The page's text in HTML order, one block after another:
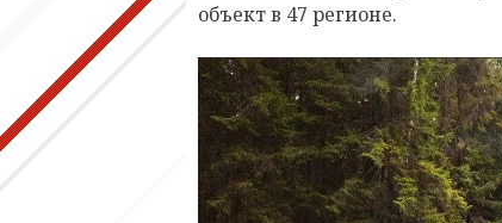
объект в 47 регионе.